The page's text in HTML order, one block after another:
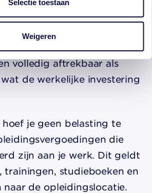
Selectie toestaan
Weigeren
bieden aanzienlijke
voor zowel werkgever als
werkgevers zijn
volledig aftrekbaar als
de werkelijke investering
je geen belasting te
die
zijn aan je werk. Dit geldt
trainingen, studieboeken en
naar de opleidingslocatie.